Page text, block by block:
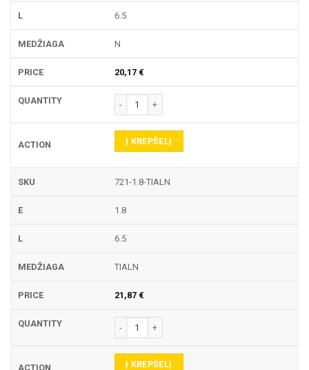
6.5
N
20,17 €
produkto kiekis: 721 TEKINIMO PLOKŠTELĖ
Į KREPŠELĮ
721-1.8-TIALN
1.8
6.5
TIALN
21,87 €
produkto kiekis: 721 TEKINIMO PLOKŠTELĖ
Į KREPŠELĮ